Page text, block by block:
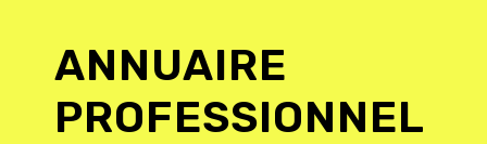
ANNUAIRE
PROFESSIONNEL